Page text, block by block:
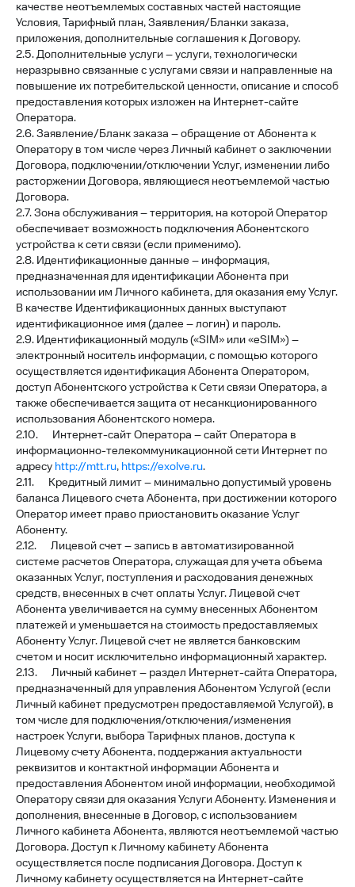
качестве неотъемлемых составных частей настоящие
Условия, Тарифный план, Заявления/Бланки заказа,
приложения, дополнительные соглашения к Договору.
2.5. Дополнительные услуги – услуги, технологически
неразрывно связанные с услугами связи и направленные на
повышение их потребительской ценности, описание и способ
предоставления которых изложен на Интернет-сайте
Оператора.
2.6. Заявление/Бланк заказа – обращение от Абонента к
Оператору в том числе через Личный кабинет о заключении
Договора, подключении/отключении Услуг, изменении либо
расторжении Договора, являющиеся неотъемлемой частью
Договора.
2.7. Зона обслуживания – территория, на которой Оператор
обеспечивает возможность подключения Абонентского
устройства к сети связи (если применимо).
2.8. Идентификационные данные – информация,
предназначенная для идентификации Абонента при
использовании им Личного кабинета, для оказания ему Услуг.
В качестве Идентификационных данных выступают
идентификационное имя (далее – логин) и пароль.
2.9. Идентификационный модуль («SIM» или «eSIM») –
электронный носитель информации, с помощью которого
осуществляется идентификация Абонента Оператором,
доступ Абонентского устройства к Сети связи Оператора, а
также обеспечивается защита от несанкционированного
использования Абонентского номера.
2.10. Интернет-сайт Оператора – сайт Оператора в
информационно-телекоммуникационной сети Интернет по
адресу http://mtt.ru, https://exolve.ru.
2.11. Кредитный лимит – минимально допустимый уровень
баланса Лицевого счета Абонента, при достижении которого
Оператор имеет право приостановить оказание Услуг
Абоненту.
2.12. Лицевой счет – запись в автоматизированной
системе расчетов Оператора, служащая для учета объема
оказанных Услуг, поступления и расходования денежных
средств, внесенных в счет оплаты Услуг. Лицевой счет
Абонента увеличивается на сумму внесенных Абонентом
платежей и уменьшается на стоимость предоставляемых
Абоненту Услуг. Лицевой счет не является банковским
счетом и носит исключительно информационный характер.
2.13. Личный кабинет – раздел Интернет-сайта Оператора,
предназначенный для управления Абонентом Услугой (если
Личный кабинет предусмотрен предоставляемой Услугой), в
том числе для подключения/отключения/изменения
настроек Услуги, выбора Тарифных планов, доступа к
Лицевому счету Абонента, поддержания актуальности
реквизитов и контактной информации Абонента и
предоставления Абонентом иной информации, необходимой
Оператору связи для оказания Услуги Абоненту. Изменения и
дополнения, внесенные в Договор, с использованием
Личного кабинета Абонента, являются неотъемлемой частью
Договора. Доступ к Личному кабинету Абонента
осуществляется после подписания Договора. Доступ к
Личному кабинету осуществляется на Интернет-сайте